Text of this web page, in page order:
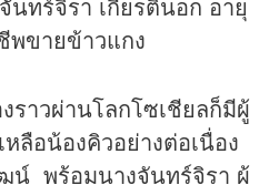
ขายข้าวแกง
ราวผ่านโลกโซเชียลก็มีผู้
ลือน้องคิวอย่างต่อเนื่อง
พร้อมนางจันทร์จิรา ผู้